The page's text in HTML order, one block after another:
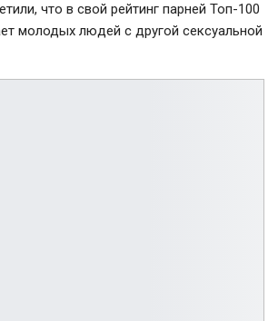
что в свой рейтинг парней Топ-100
молодых людей с другой сексуальной